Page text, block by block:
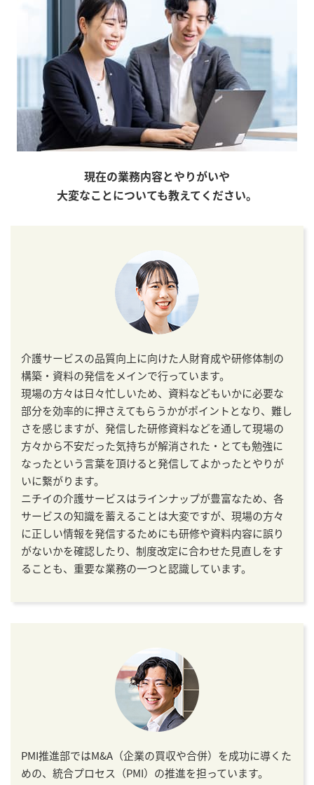
現在の業務内容とやりがいや
大変なことについても教えてください。
介護サービスの品質向上に向けた人財育成や研修体制の
構築・資料の発信をメインで行っています。
現場の方々は日々忙しいため、資料などもいかに必要な
部分を効率的に押さえてもらうかがポイントとなり、難し
さを感じますが、発信した研修資料などを通して現場の
方々から不安だった気持ちが解消された・とても勉強に
なったという言葉を頂けると発信してよかったとやりが
いに繋がります。
ニチイの介護サービスはラインナップが豊富なため、各
サービスの知識を蓄えることは大変ですが、現場の方々
に正しい情報を発信するためにも研修や資料内容に誤り
がないかを確認したり、制度改定に合わせた見直しをす
ることも、重要な業務の一つと認識しています。
PMI推進部ではM&A（企業の買収や合併）を成功に導くた
めの、統合プロセス（PMI）の推進を担っています。